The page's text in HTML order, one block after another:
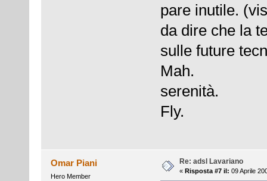
pare inutile.
da dire che la
sulle future
Mah.
serenità.
Fly.
Omar Piani
Hero Member
Re: adsl Lavariano
« Risposta #7 il: 09 Aprile